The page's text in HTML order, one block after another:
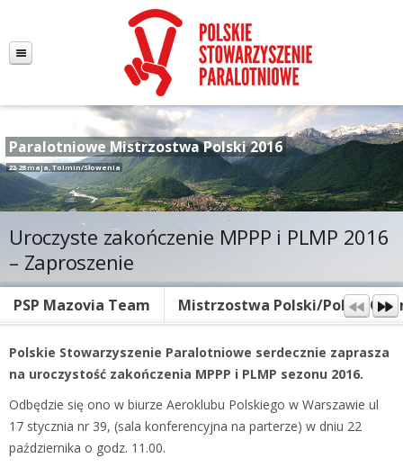
Paralotniowe Mistrzostwa Polski 2016
22-28 maja, Tolmin/Słowenia
Uroczyste zakończenie MPPP i PLMP 2016
– Zaproszenie
PSP Mazovia Team Mistrzostwa Polski/Polish
Polskie Stowarzyszenie Paralotniowe serdecznie zaprasza
na uroczystość zakończenia MPPP i PLMP sezonu 2016.
Odbędzie się ono w biurze Aeroklubu Polskiego w Warszawie ul
17 stycznia nr 39, (sala konferencyjna na parterze) w dniu 22
października o godz. 11.00.